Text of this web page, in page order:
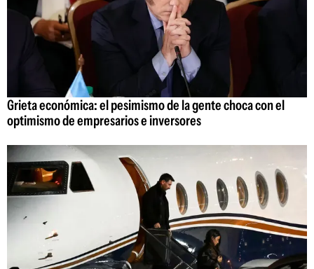
Grieta económica: el pesimismo de la gente choca con el
optimismo de empresarios e inversores